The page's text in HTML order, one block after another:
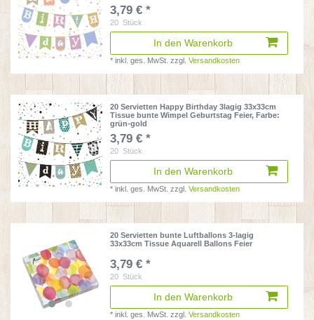
3,79 € *
20 Stück
In den Warenkorb
*inkl. ges. MwSt. zzgl.Versandkosten
20 Servietten Happy Birthday 3lagig 33x33cm
Tissue bunte Wimpel Geburtstag Feier, Farbe:
grün-gold
3,79 € *
20 Stück
In den Warenkorb
*inkl. ges. MwSt. zzgl.Versandkosten
20 Servietten bunte Luftballons 3-lagig
33x33cm Tissue Aquarell Ballons Feier
3,79 € *
20 Stück
In den Warenkorb
*inkl. ges. MwSt. zzgl.Versandkosten